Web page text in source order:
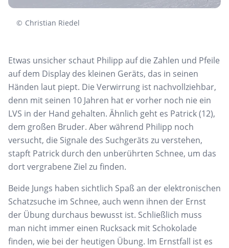
© Christian Riedel
Etwas unsicher schaut Philipp auf die Zahlen und Pfeile
auf dem Display des kleinen Geräts, das in seinen
Händen laut piept. Die Verwirrung ist nachvollziehbar,
denn mit seinen 10 Jahren hat er vorher noch nie ein
LVS in der Hand gehalten. Ähnlich geht es Patrick (12),
dem großen Bruder. Aber während Philipp noch
versucht, die Signale des Suchgeräts zu verstehen,
stapft Patrick durch den unberührten Schnee, um das
dort vergrabene Ziel zu finden.
Beide Jungs haben sichtlich Spaß an der elektronischen
Schatzsuche im Schnee, auch wenn ihnen der Ernst
der Übung durchaus bewusst ist. Schließlich muss
man nicht immer einen Rucksack mit Schokolade
finden, wie bei der heutigen Übung. Im Ernstfall ist es